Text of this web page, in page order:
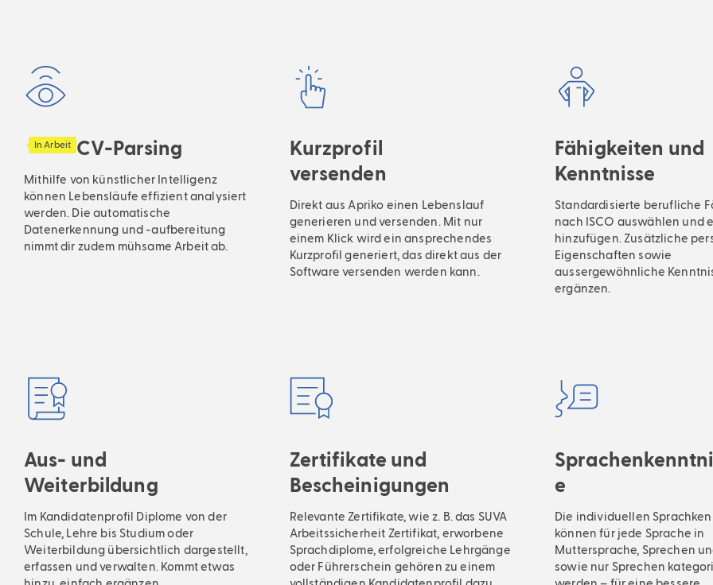
In Arbeit CV-Parsing
Mithilfe von künstlicher Intelligenz
können Lebensläufe effizient analysiert
werden. Die automatische
Datenerkennung und -aufbereitung
nimmt dir zudem mühsame Arbeit ab.
Kurzprofil
versenden
Direkt aus Apriko einen Lebenslauf
generieren und versenden. Mit nur
einem Klick wird ein ansprechendes
Kurzprofil generiert, das direkt aus der
Software versenden werden kann.
Fähigkeiten und
Kenntnisse
Standardisierte berufliche
nach ISCO auswählen und
hinzufügen. Zusätzliche
Eigenschaften sowie
aussergewöhnliche
ergänzen.
Aus- und
Weiterbildung
Im Kandidatenprofil Diplome von der
Schule, Lehre bis Studium oder
Weiterbildung übersichtlich dargestellt,
erfassen und verwalten. Kommt etwas
Zertifikate und
Bescheinigungen
Relevante Zertifikate, wie z. B. das SUVA
Arbeitssicherheit Zertifikat, erworbene
Sprachdiplome, erfolgreiche Lehrgänge
oder Führerschein gehören zu einem
e
Die individuellen
können für jede Sprache in
Muttersprache, Sprechen
sowie nur Sprechen